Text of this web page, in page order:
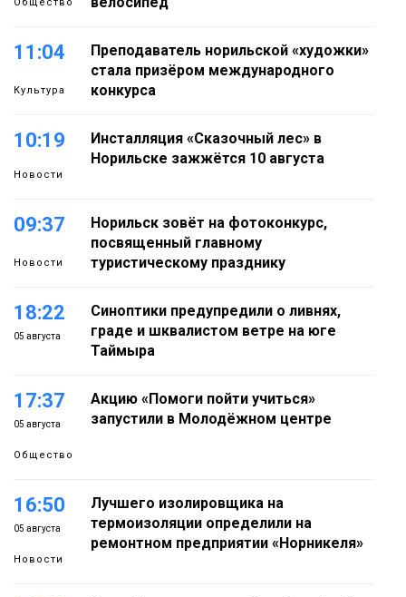
Общество
11:04
Культура
Преподаватель норильской «художки»
стала призёром международного
конкурса
10:19
Новости
Инсталляция «Сказочный лес» в
Норильске зажжётся 10 августа
09:37
Новости
Норильск зовёт на фотоконкурс,
посвященный главному
туристическому празднику
18:22
05 августа
Синоптики предупредили о ливнях,
граде и шквалистом ветре на юге
Таймыра
17:37
05 августа
Общество
Акцию «Помоги пойти учиться»
запустили в Молодёжном центре
16:50
05 августа
Новости
Лучшего изолировщика на
термоизоляции определили на
ремонтном предприятии «Норникеля»